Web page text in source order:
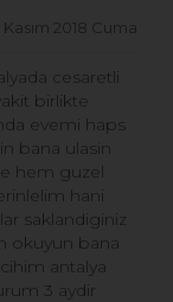
Kasım 2018 Cuma
cesaretli
birlikte
evemi haps
bana ulasin
hem guzel
hani
saklandiginiz
okuyun bana
antalya
3 aydir